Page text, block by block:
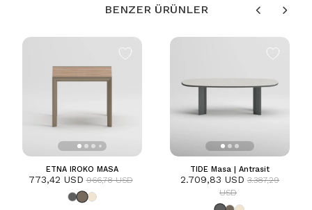
BENZER ÜRÜNLER
ETNA IROKO MASA
773,42 USD 966,78 USD
TIDE Masa | Antrasit
2.709,83 USD 3.387,29
USD